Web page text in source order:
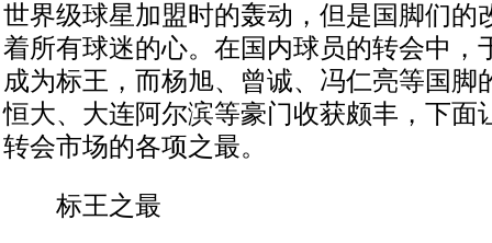
世界级球星加盟时的轰动，但是国脚们的
着所有球迷的心。在国内球员的转会中，
成为标王，而杨旭、曾诚、冯仁亮等国脚
恒大、大连阿尔滨等豪门收获颇丰，下面
转会市场的各项之最。
标王之最